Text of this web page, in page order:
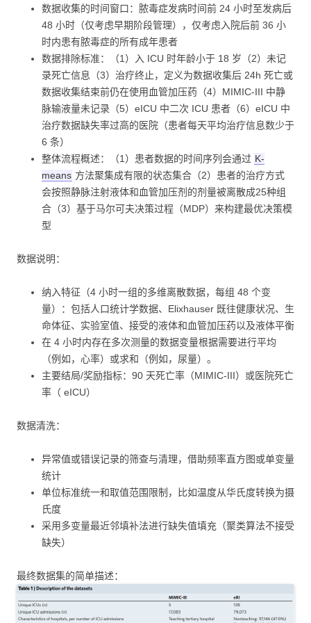
数据收集的时间窗口：脓毒症发病时间前 24 小时至发病后
48 小时（仅考虑早期阶段管理），仅考虑入院后前 36 小
时内患有脓毒症的所有成年患者
数据排除标准：（1）入 ICU 时年龄小于 18 岁（2）未记
录死亡信息（3）治疗终止，定义为数据收集后 24h 死亡或
数据收集结束前仍在使用血管加压药（4）MIMIC-III 中静
脉输液量未记录（5）eICU 中二次 ICU 患者（6）eICU 中
治疗数据缺失率过高的医院（患者每天平均治疗信息数少于
6 条）
整体流程概述：（1）患者数据的时间序列会通过 K-
means 方法聚集成有限的状态集合（2）患者的治疗方式
会按照静脉注射液体和血管加压剂的剂量被离散成25种组
合（3）基于马尔可夫决策过程（MDP）来构建最优决策模
型
数据说明：
纳入特征（4 小时一组的多维离散数据，每组 48 个变
量）：包括人口统计学数据、Elixhauser 既往健康状况、生
命体征、实验室值、接受的液体和血管加压药以及液体平衡
在 4 小时内存在多次测量的数据变量根据需要进行平均
（例如，心率）或求和（例如，尿量）。
主要结局/奖励指标：90 天死亡率（MIMIC-III）或医院死亡
率（ eICU）
数据清洗：
异常值或错误记录的筛查与清理，借助频率直方图或单变量
统计
单位标准统一和取值范围限制，比如温度从华氏度转换为摄
氏度
采用多变量最近邻填补法进行缺失值填充（聚类算法不接受
缺失）
最终数据集的简单描述：